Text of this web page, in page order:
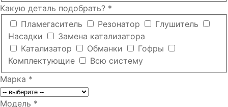
Какую деталь подобрать? *
Пламегаситель
Резонатор
Глушитель
Насадки
Замена катализатора
Катализатор
Обманки
Гофры
Комплектующие
Всю систему
Марка *
Модель *